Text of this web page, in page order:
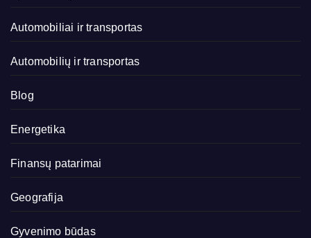
Automobiliai ir transportas
Automobilių ir transportas
Blog
Energetika
Finansų patarimai
Geografija
Gyvenimo būdas